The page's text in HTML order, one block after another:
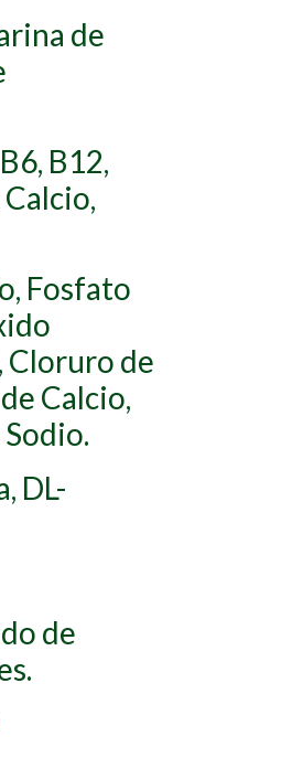
de
B12,
Fosfato
Cloruro de
Calcio,
DL-
de